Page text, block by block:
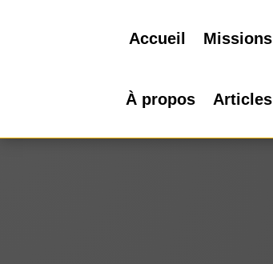
Accueil Missions
À propos Articles